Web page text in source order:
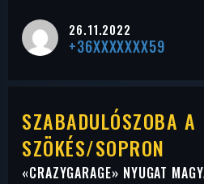
26.11.2022
+36XXXXXXX59
SZABADULÓSZOBA A
SZÖKÉS/SOPRON
«CRAZYGARAGE» NYUGAT